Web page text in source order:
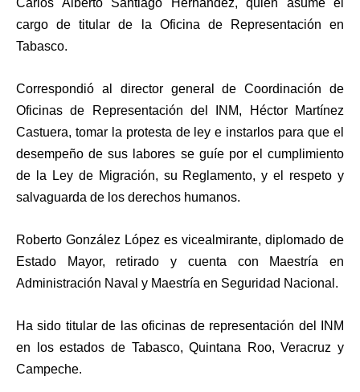
Carlos Alberto Santiago Hernández, quien asume el
cargo de titular de la Oficina de Representación en
Tabasco.
Correspondió al director general de Coordinación de
Oficinas de Representación del INM, Héctor Martínez
Castuera, tomar la protesta de ley e instarlos para que el
desempeño de sus labores se guíe por el cumplimiento
de la Ley de Migración, su Reglamento, y el respeto y
salvaguarda de los derechos humanos.
Roberto González López es vicealmirante, diplomado de
Estado Mayor, retirado y cuenta con Maestría en
Administración Naval y Maestría en Seguridad Nacional.
Ha sido titular de las oficinas de representación del INM
en los estados de Tabasco, Quintana Roo, Veracruz y
Campeche.